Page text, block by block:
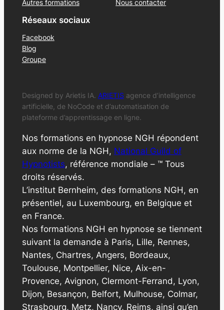
Autres formations
Nous contacter
Réseaux sociaux
Facebook
Blog
Groupe
Designed by Arietis IA. ARIETIS agence d’intelligence
artificielle, de NoCode et d’automatisation de
plateforme d’apprentissage en ligne.
Nos formations en hypnose NGH répondent
aux norme de la NGH, National Guild of
Hypnotists, référence mondiale – ™ Tous
droits réservés.
L’institut Bernheim, des formations NGH, en
présentiel, au Luxembourg, en Belgique et
en France.
Nos formations NGH en hypnose se tiennent
suivant la demande à Paris, Lille, Rennes,
Nantes, Chartres, Angers, Bordeaux,
Toulouse, Montpellier, Nice, Aix-en-
Provence, Avignon, Clermont-Ferrand, Lyon,
Dijon, Besançon, Belfort, Mulhouse, Colmar,
Strasbourg, Metz, Nancy, Reims, ainsi qu’en